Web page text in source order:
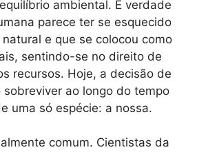
ambiental. É verdade
parece ter se esquecido
e que se colocou como
sentindo-se no direito de
recursos. Hoje, a decisão de
sobreviver ao longo do tempo
uma só espécie: a nossa.
comum. Cientistas da